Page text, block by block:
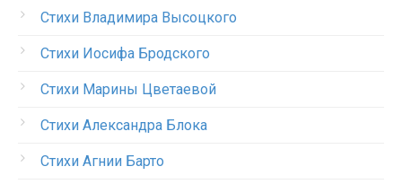
Стихи Владимира Высоцкого
Стихи Иосифа Бродского
Стихи Марины Цветаевой
Стихи Александра Блока
Стихи Агнии Барто